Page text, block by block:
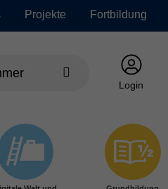
Projekte Fortbildung
Login